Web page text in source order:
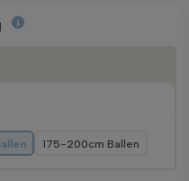
175-200cm Ballen